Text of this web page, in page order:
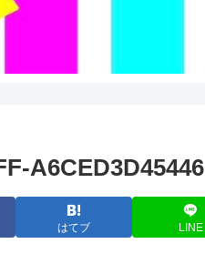
A6CED3D45446
はてブ LINE